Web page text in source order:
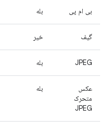
بی ام پی بله
گیف خیر
JPEG بله
عکس
متحرک
JPEG
بله